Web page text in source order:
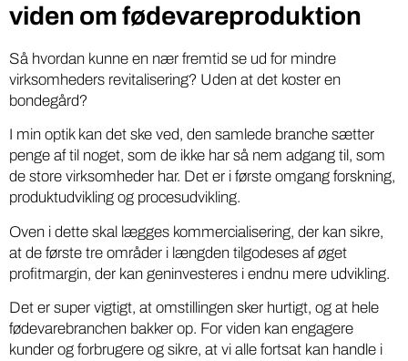
viden om fødevareproduktion
Så hvordan kunne en nær fremtid se ud for mindre
virksomheders revitalisering? Uden at det koster en
bondegård?
I min optik kan det ske ved, den samlede branche sætter
penge af til noget, som de ikke har så nem adgang til, som
de store virksomheder har. Det er i første omgang forskning,
produktudvikling og procesudvikling.
Oven i dette skal lægges kommercialisering, der kan sikre,
at de første tre områder i længden tilgodeses af øget
profitmargin, der kan geninvesteres i endnu mere udvikling.
Det er super vigtigt, at omstillingen sker hurtigt, og at hele
fødevarebranchen bakker op. For viden kan engagere
kunder og forbrugere og sikre, at vi alle fortsat kan handle i